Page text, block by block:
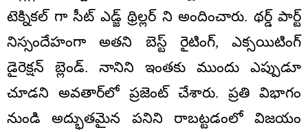
టెక్నికల్ గా సీట్ ఎడ్జ్ థ్రిల్లర్ ని అందించారు. థర్డ్ పార్ట్
నిస్సందేహంగా అతని బెస్ట్ రైటింగ్, ఎక్సయిటింగ్
డైరెక్షన్ బ్లెండ్. నానిని ఇంతకు ముందు ఎప్పుడూ
చూడని అవతార్‌లో ప్రజెంట్ చేశారు. ప్రతి విభాగం
నుండి అద్భుతమైన పనిని రాబట్టడంలో విజయం